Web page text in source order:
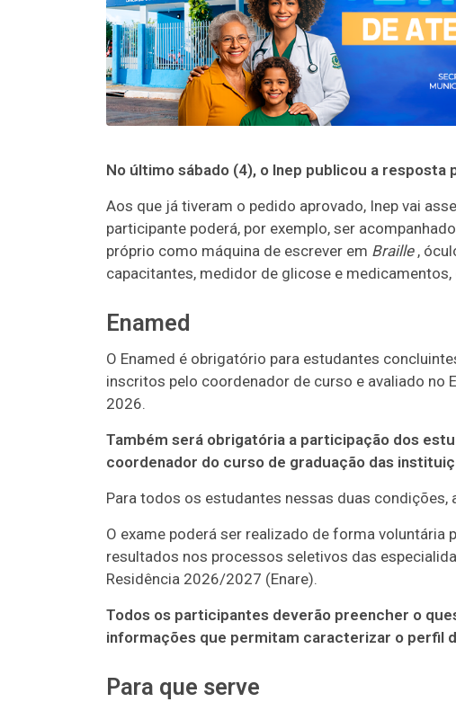
No último sábado (4), o Inep publicou a
Aos que já tiveram o pedido aprovado, Inep vai
participante poderá, por exemplo, ser
próprio como máquina de escrever em Braille,
capacitantes, medidor de glicose e
Enamed
O Enamed é obrigatório para estudantes
inscritos pelo coordenador de curso e avaliado no
2026.
Também será obrigatória a participação dos
coordenador do curso de graduação das
Para todos os estudantes nessas duas
O exame poderá ser realizado de forma
resultados nos processos seletivos das
Residência 2026/2027 (Enare).
Todos os participantes deverão preencher o
informações que permitam caracterizar o perfil
Para que serve